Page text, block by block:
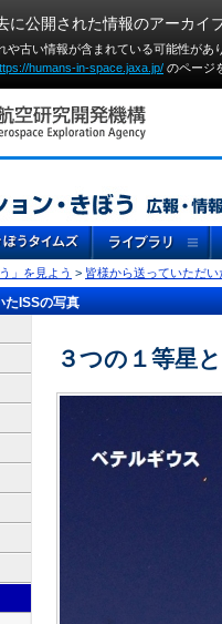
に公開された情報のアーカイ
や古い情報が含まれている可能性が
humans-in-space.jaxa.jp/ のページ
」を見よう > 皆様から送っていただい
たISSの写真
３つの１等星